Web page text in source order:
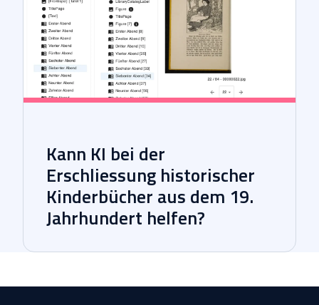
Kann KI bei der
Erschliessung historischer
Kinderbücher aus dem 19.
Jahrhundert helfen?